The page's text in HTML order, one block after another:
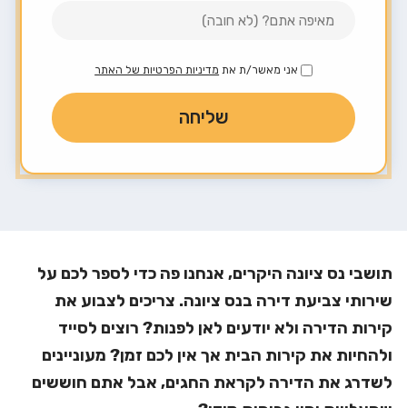
תושבי נס ציונה היקרים, אנחנו פה כדי לספר לכם על
שירותי צביעת דירה בנס ציונה. צריכים לצבוע את
קירות הדירה ולא יודעים לאן לפנות? רוצים לסייד
ולהחיות את קירות הבית אך אין לכם זמן? מעוניינים
לשדרג את הדירה לקראת החגים, אבל אתם חוששים
אני מאשר/ת את מדיניות הפרטיות של האתר